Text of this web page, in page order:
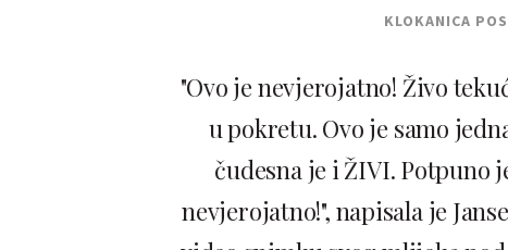
KLOKANICA
"Ovo je nevjerojatno! Živo
u pokretu. Ovo je samo
čudesna je i ŽIVI. Potpuno
nevjerojatno!", napisala je